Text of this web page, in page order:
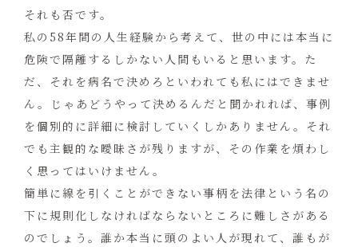
それも否です。
私の58年間の人生経験から考えて、世の中には本当に
危険で隔離するしかない人間もいると思います。た
だ、それを病名で決めろといわれても私にはできませ
ん。じゃあどうやって決めるんだと聞かれれば、事例
を個別的に詳細に検討していくしかありません。それ
でも主観的な曖昧さが残りますが、その作業を煩わし
く思ってはいけません。
簡単に線を引くことができない事柄を法律という名の
下に規則化しなければならないところに難しさがある
のでしょう。誰か本当に頭のよい人が現れて、誰もが